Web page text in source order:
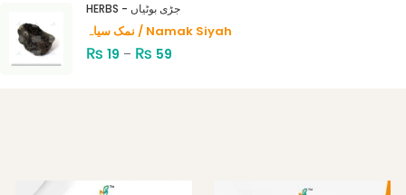
HERBS - جڑی بوٹیاں
نمک سیاہ / Namak Siyah
₨ 19 – ₨ 59